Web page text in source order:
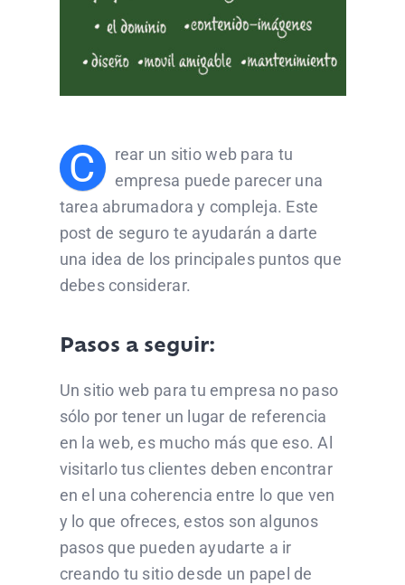
CONTACT US
C
rear un sitio web para tu
empresa puede parecer una
tarea abrumadora y compleja. Este
post de seguro te ayudarán a darte
una idea de los principales puntos que
debes considerar.
Pasos a seguir:
Un sitio web para tu empresa no paso
sólo por tener un lugar de referencia
en la web, es mucho más que eso. Al
visitarlo tus clientes deben encontrar
en el una coherencia entre lo que ven
y lo que ofreces, estos son algunos
pasos que pueden ayudarte a ir
creando tu sitio desde un papel de